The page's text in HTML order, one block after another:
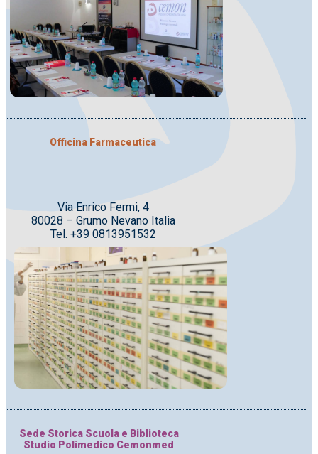
Officina Farmaceutica
Via Enrico Fermi, 4
80028 – Grumo Nevano Italia
Tel. +39 0813951532
Sede Storica Scuola e Biblioteca
Studio Polimedico Cemonmed